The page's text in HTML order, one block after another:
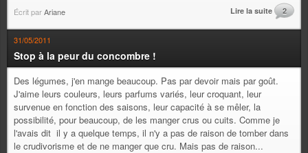
Écrit parAriane Lire la suite 2
31/05/2011
Stop à la peur du concombre !
Des légumes, j'en mange beaucoup. Pas par devoir mais par goût.
J'aime leurs couleurs, leurs parfums variés, leur croquant, leur
survenue en fonction des saisons, leur capacité à se mêler, la
possibilité, pour beaucoup, de les manger crus ou cuits. Comme je
l'avais dit il y a quelque temps, il n'y a pas de raison de tomber dans
le crudivorisme et de ne manger que cru. Mais pas de raison...